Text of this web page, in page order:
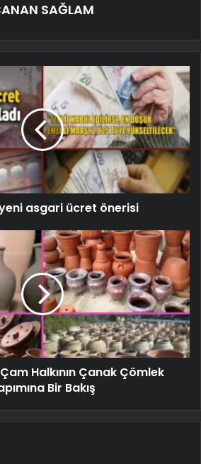
SAĞLAM
asgari ücret önerisi
Halkının Çanak Çömlek
Bir Bakış